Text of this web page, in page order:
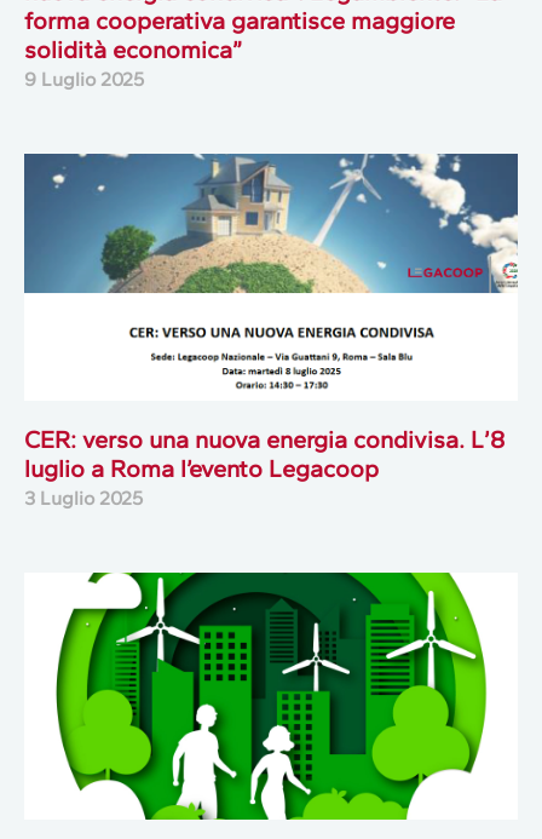
forma cooperativa garantisce maggiore
solidità economica”
9 Luglio 2025
CER: verso una nuova energia condivisa. L’8
luglio a Roma l’evento Legacoop
3 Luglio 2025